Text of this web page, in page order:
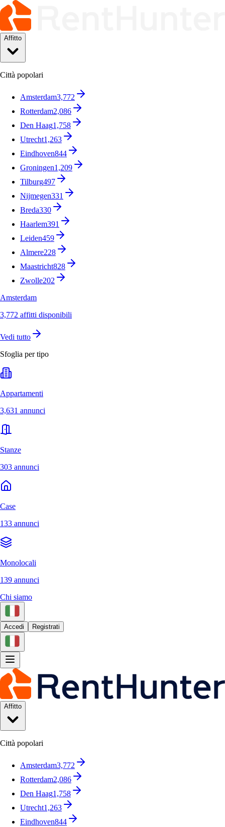
Affitto
Città popolari
Amsterdam3,772
Rotterdam2,086
Den Haag1,758
Utrecht1,263
Eindhoven844
Groningen1,209
Tilburg497
Nijmegen331
Breda330
Haarlem391
Leiden459
Almere228
Maastricht828
Zwolle202
Amsterdam
3,772 affitti disponibili
Vedi tutto
Sfoglia per tipo
Appartamenti
3,631 annunci
Stanze
303 annunci
Case
133 annunci
Monolocali
139 annunci
Chi siamo
Accedi Registrati
Affitto
Città popolari
Amsterdam3,772
Rotterdam2,086
Den Haag1,758
Utrecht1,263
Eindhoven844